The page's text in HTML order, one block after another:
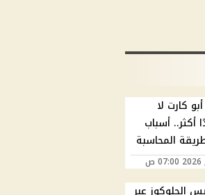
كارت لا
أسباب
المحاسبة